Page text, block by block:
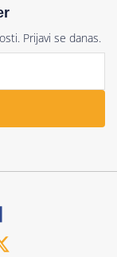
Prijavi se danas.